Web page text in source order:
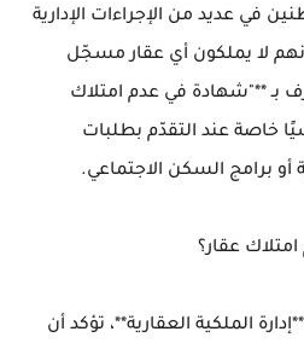
في عديد من الإجراءات الإدارية
أنهم لا يملكون أي عقار مسجّل
بـ **"شهادة في عدم امتلاك
خاصة عند التقدّم بطلبات
برامج السكن الاجتماعي.
الملكية العقارية**، تؤكد أن